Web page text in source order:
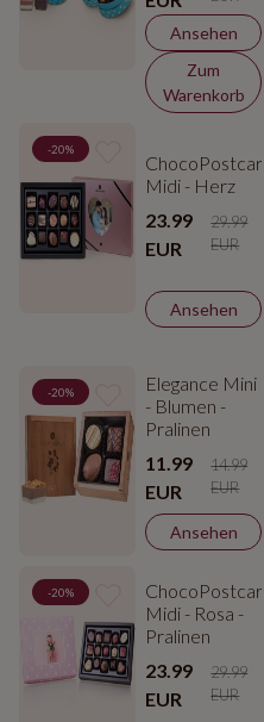
Ansehen
Zum
Warenkorb
-20%
ChocoPostcard
Midi - Herz
23.99
EUR
29.99
EUR
Ansehen
-20%
Elegance Mini
- Blumen -
Pralinen
11.99
EUR
14.99
EUR
Ansehen
-20%
ChocoPostcard
Midi - Rosa -
Pralinen
23.99
EUR
29.99
EUR